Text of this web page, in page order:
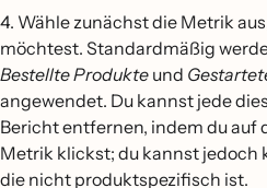
4. Wähle zunächst die Metrik
möchtest. Standardmäßig
Bestellte Produkte und
angewendet. Du kannst jede
Bericht entfernen, indem du auf
Metrik klickst; du kannst jedoch
die nicht produktspezifisch ist.